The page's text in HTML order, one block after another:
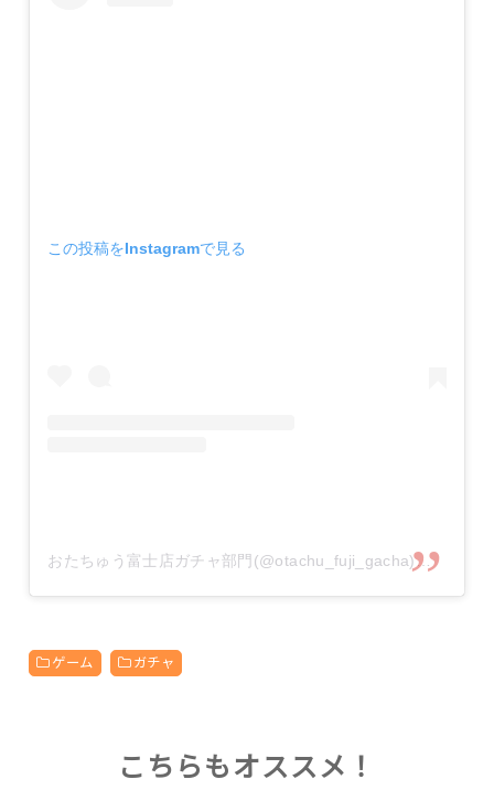
この投稿をInstagramで見る
おたちゅう富士店ガチャ部門(@otachu_fuji_gacha)がシェアした投稿
ゲーム ガチャ
こちらもオススメ！